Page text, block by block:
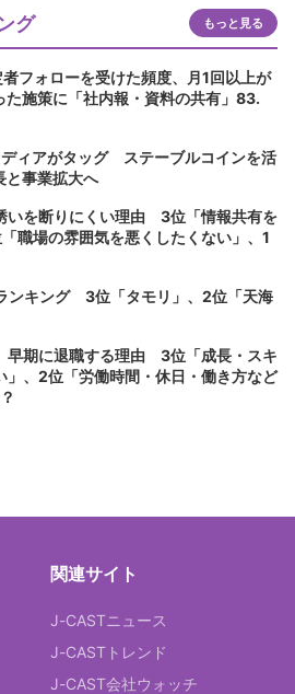
グ もっと見る
フォローを受けた頻度、月1回以上が
施策に「社内報・資料の共有」83.
ィアがタッグ ステーブルコインを活
と事業拡大へ
いを断りにくい理由 3位「情報共有を
職場の雰囲気を悪くしたくない」、1
ンキング 3位「タモリ」、2位「天海
早期に退職する理由 3位「成長・スキ
」、2位「労働時間・休日・働き方など
関連サイト
J-CASTニュース
J-CASTトレンド
J-CAST会社ウォッチ